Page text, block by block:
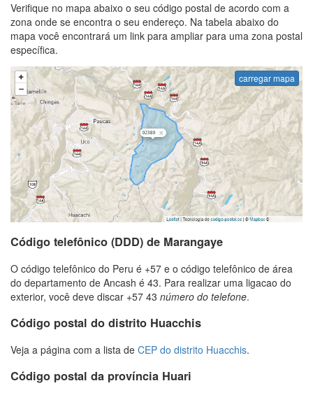
Verifique no mapa abaixo o seu código postal de acordo com a
zona onde se encontra o seu endereço. Na tabela abaixo do
mapa você encontrará um link para ampliar para uma zona postal
específica.
carregar mapa
Código telefônico (DDD) de Marangaye
O código telefônico do Peru é +57 e o código telefônico de área
do departamento de Ancash é 43. Para realizar uma ligacao do
exterior, você deve discar +57 43 número do telefone.
Código postal do distrito Huacchis
Veja a página com a lista de CEP do distrito Huacchis.
Código postal da província Huari